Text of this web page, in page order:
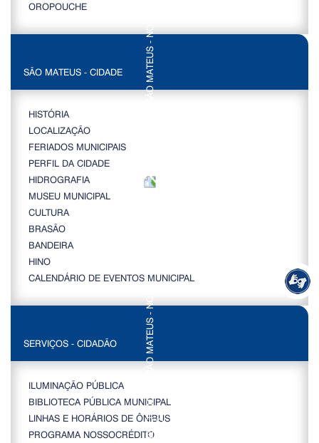
OROPOUCHE
SÃO MATEUS - CIDADE
HISTÓRIA
LOCALIZAÇÃO
FERIADOS MUNICIPAIS
PERFIL DA CIDADE
HIDROGRAFIA
MUSEU MUNICIPAL
CULTURA
BRASÃO
BANDEIRA
HINO
CALENDÁRIO DE EVENTOS MUNICIPAL
SERVIÇOS - CIDADÃO
ILUMINAÇÃO PÚBLICA
BIBLIOTECA PÚBLICA MUNICIPAL
LINHAS E HORÁRIOS DE ÔNIBUS
PROGRAMA NOSSOCRÉDITO